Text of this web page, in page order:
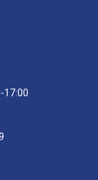
17:00